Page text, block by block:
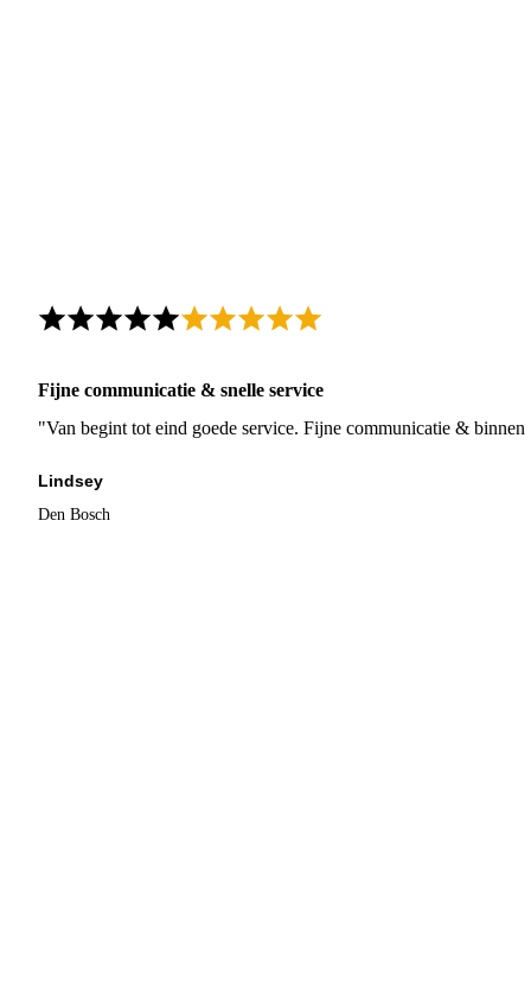
Fijne communicatie & snelle service
"Van begint tot eind goede service. Fijne communicatie &
Lindsey
Den Bosch